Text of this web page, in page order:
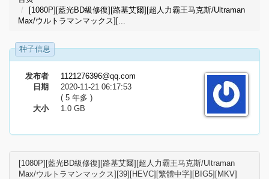
[1080P][藍光BD級修復][路基艾爾][超人力霸王马克斯/Ultraman
Max/ウルトラマンマックス][...
种子信息
发布者
1121276396@qq.com
日期
2020-11-21 06:17:53
( 5 年多 )
大小
1.0 GB
[1080P][藍光BD級修復][路基艾爾][超人力霸王马克斯/Ultraman
Max/ウルトラマンマックス][39][HEVC][繁體中字][BIG5][MKV]